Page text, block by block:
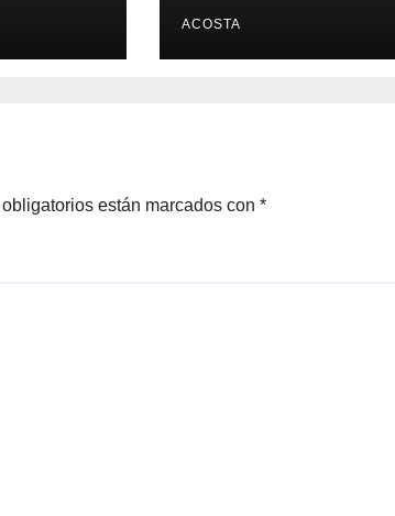
ACOSTA
están marcados con *